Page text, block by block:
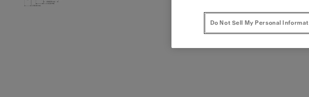
Do Not Sell My Personal